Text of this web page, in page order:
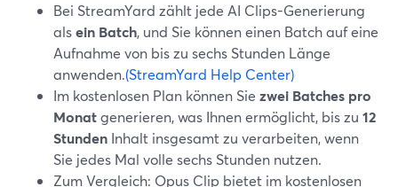
Bei StreamYard zählt jede AI Clips-Generierung
alsein Batch, und Sie können einen Batch auf eine
Aufnahme von bis zu sechs Stunden Länge
anwenden.(StreamYard Help Center)
Im kostenlosen Plan können Sie zwei Batches pro
Monatgenerieren, was Ihnen ermöglicht, bis zu 12
Stunden Inhalt insgesamt zu verarbeiten, wenn
Sie jedes Mal volle sechs Stunden nutzen.
Zum Vergleich: Opus Clip bietet im kostenlosen